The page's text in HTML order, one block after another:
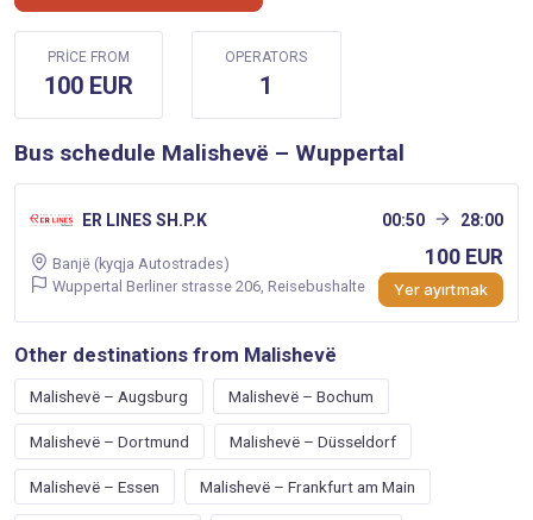
PRICE FROM
100 EUR
OPERATORS
1
Bus schedule Malishevë – Wuppertal
ER LINES SH.P.K 00:50 28:00
Banjë (kyqja Autostrades)
Wuppertal Berliner strasse 206, Reisebushalte
100 EUR
Yer ayırtmak
Other destinations from Malishevë
Malishevë – Augsburg Malishevë – Bochum
Malishevë – Dortmund Malishevë – Düsseldorf
Malishevë – Essen Malishevë – Frankfurt am Main